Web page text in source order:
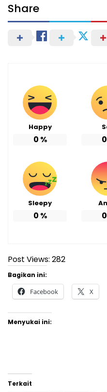
Share
Happy
0 % 0
Sleepy
0 % 0
Post Views: 282
Bagikan ini:
Facebook X
Menyukai ini:
Terkait